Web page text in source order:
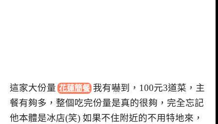
這家大份量 花蓮簡餐 我有嚇到，100元3道菜，主
餐有夠多，整個吃完份量是真的很夠，完全忘記
他本體是冰店(笑) 如果不住附近的不用特地來，